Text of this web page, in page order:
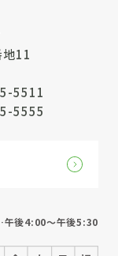
11
5511
5555
後4:00～午後5:30